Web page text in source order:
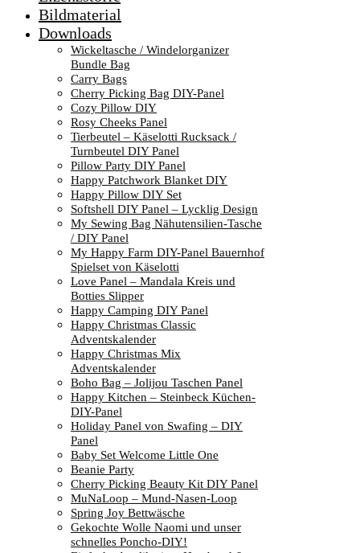
Bildmaterial
Downloads
Wickeltasche / Windelorganizer
Bundle Bag
Carry Bags
Cherry Picking Bag DIY-Panel
Cozy Pillow DIY
Rosy Cheeks Panel
Tierbeutel – Käselotti Rucksack /
Turnbeutel DIY Panel
Pillow Party DIY Panel
Happy Patchwork Blanket DIY
Happy Pillow DIY Set
Softshell DIY Panel – Lycklig Design
My Sewing Bag Nähutensilien-Tasche
/ DIY Panel
My Happy Farm DIY-Panel Bauernhof
Spielset von Käselotti
Love Panel – Mandala Kreis und
Botties Slipper
Happy Camping DIY Panel
Happy Christmas Classic
Adventskalender
Happy Christmas Mix
Adventskalender
Boho Bag – Jolijou Taschen Panel
Happy Kitchen – Steinbeck Küchen-
DIY-Panel
Holiday Panel von Swafing – DIY
Panel
Baby Set Welcome Little One
Beanie Party
Cherry Picking Beauty Kit DIY Panel
MuNaLoop – Mund-Nasen-Loop
Spring Joy Bettwäsche
Gekochte Wolle Naomi und unser
schnelles Poncho-DIY!